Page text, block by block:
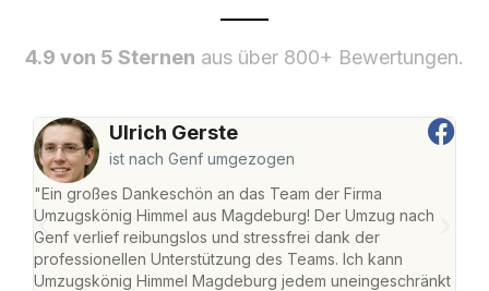
4.9 von 5 Sternen aus über 800+ Bewertungen.
Ulrich Gerste
ist nach Genf umgezogen
"Ein großes Dankeschön an das Team der Firma
Umzugskönig Himmel aus Magdeburg! Der Umzug nach
Genf verlief reibungslos und stressfrei dank der
professionellen Unterstützung des Teams. Ich kann
Umzugskönig Himmel Magdeburg jedem uneingeschränkt